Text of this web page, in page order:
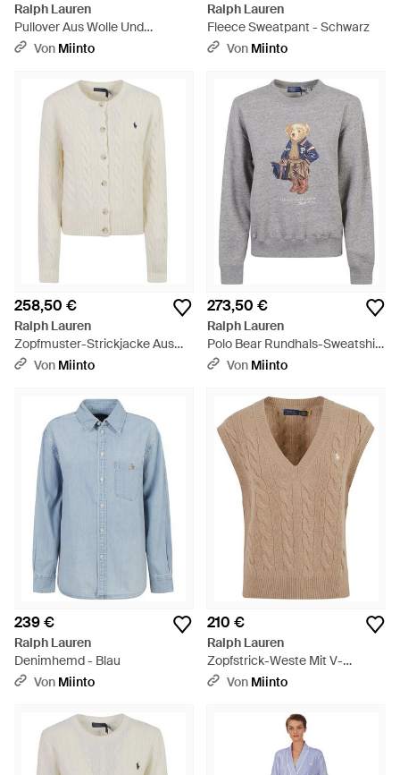
Ralph Lauren
Pullover Aus Wolle Und
Kaschmir Mit Zopfmuster Und
Von Miinto
Ralph Lauren
Fleece Sweatpant - Schwarz
Von Miinto
258,50 €
Ralph Lauren
Zopfmuster-Strickjacke Aus
Wolle Und Kaschmir - Weiß
Von Miinto
273,50 €
Ralph Lauren
Polo Bear Rundhals-Sweatshirt
- Grau
Von Miinto
239 €
Ralph Lauren
Denimhemd - Blau
Von Miinto
210 €
Ralph Lauren
Zopfstrick-Weste Mit V-
Ausschnitt - Natur
Von Miinto